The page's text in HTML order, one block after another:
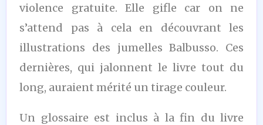
violence gratuite. Elle gifle car on ne
s’attend pas à cela en découvrant les
illustrations des jumelles Balbusso. Ces
dernières, qui jalonnent le livre tout du
long, auraient mérité un tirage couleur.
Un glossaire est inclus à la fin du livre